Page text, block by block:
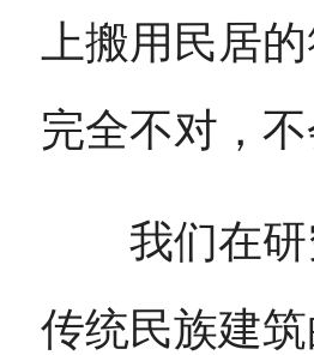
上搬用民居
完全不对，
我们在研
传统民族建